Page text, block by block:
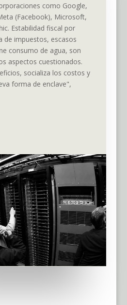
como Google,
(Facebook), Microsoft,
Estabilidad fiscal por
de impuestos, escasos
consumo de agua, son
aspectos cuestionados.
socializa los costos y
forma de enclave",